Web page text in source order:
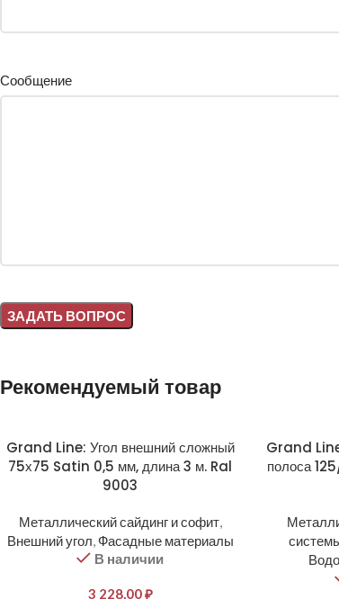
Сообщение
Рекомендуемый товар
Grand Line: Угол внешний сложный
75х75 Satin 0,5 мм, длина 3 м. Ral
9003
Металлический сайдинг и софит,
Внешний угол, Фасадные материалы
В наличии
3 228,00₽
Grand
полоса